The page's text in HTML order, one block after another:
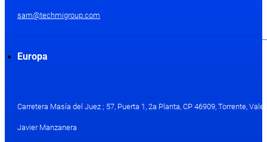
sam@techmigroup.com
Europa
Carretera Masía del Juez ; 57, Puerta 1, 2a Planta, CP 46909, Torrente,
Javier Manzanera